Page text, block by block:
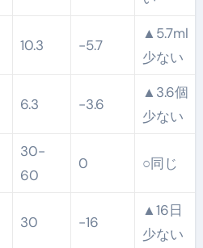
10.3 -5.7
▲5.7ml
少ない
6.3 -3.6
▲3.6個
少ない
30-
60
0 ○同じ
30 -16
▲16日
少ない